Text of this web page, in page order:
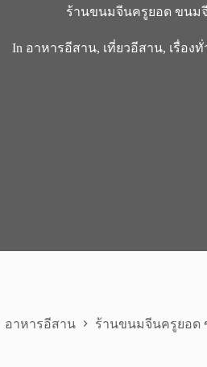
ร้านขนมจีนครูยอด ขนม
In อาหารอีสาน, เที่ยวอีสาน, เรื่องทั่
อาหารอีสาน ร้านขนมจีนครูยอด